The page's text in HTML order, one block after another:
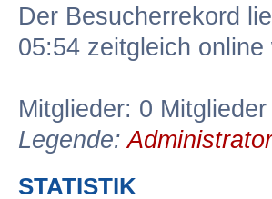
Der Besucherrekord
05:54 zeitgleich online
Mitglieder: 0 Mitglieder
Legende:
STATISTIK